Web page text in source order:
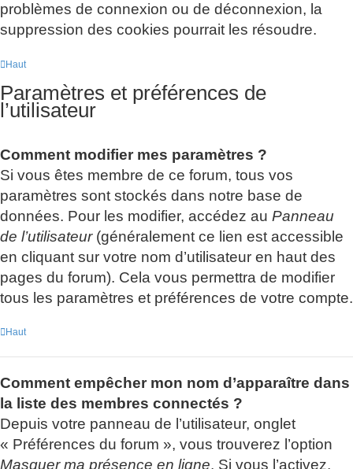
problèmes de connexion ou de déconnexion, la
suppression des cookies pourrait les résoudre.
Haut
Paramètres et préférences de
l’utilisateur
Comment modifier mes paramètres ?
Si vous êtes membre de ce forum, tous vos
paramètres sont stockés dans notre base de
données. Pour les modifier, accédez au Panneau
de l’utilisateur(généralement ce lien est accessible
en cliquant sur votre nom d’utilisateur en haut des
pages du forum). Cela vous permettra de modifier
tous les paramètres et préférences de votre compte.
Haut
Comment empêcher mon nom d’apparaître dans
la liste des membres connectés ?
Depuis votre panneau de l’utilisateur, onglet
« Préférences du forum », vous trouverez l’option
Masquer ma présence en ligne. Si vous l’activez,